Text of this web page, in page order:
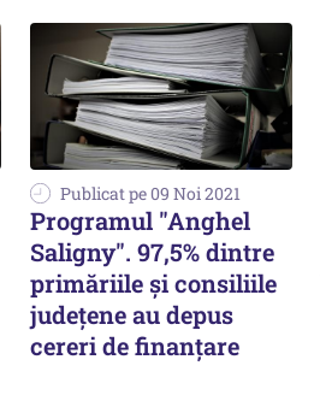
Publicat pe 09 Noi 2021
Programul "Anghel
Saligny". 97,5% dintre
primăriile şi consiliile
judeţene au depus
cereri de finanţare